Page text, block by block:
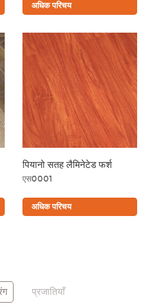
अधिक परिचय
पियानो सतह लैमिनेटेड फर्श
एस0001
अधिक परिचय
प्रजातियाँ
भूरा
स्लेटी